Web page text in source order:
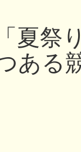
夏祭
ある